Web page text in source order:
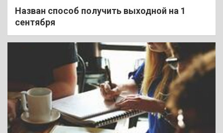
Назван способ получить выходной на 1
сентября